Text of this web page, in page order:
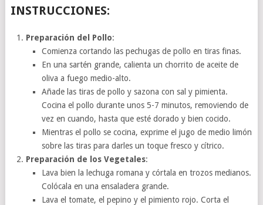
INSTRUCCIONES:
Preparación del Pollo:
Comienza cortando las pechugas de pollo en tiras finas.
En una sartén grande, calienta un chorrito de aceite de
oliva a fuego medio-alto.
Añade las tiras de pollo y sazona con sal y pimienta.
Cocina el pollo durante unos 5-7 minutos, removiendo de
vez en cuando, hasta que esté dorado y bien cocido.
Mientras el pollo se cocina, exprime el jugo de medio limón
sobre las tiras para darles un toque fresco y cítrico.
Preparación de los Vegetales:
Lava bien la lechuga romana y córtala en trozos medianos.
Colócala en una ensaladera grande.
Lava el tomate, el pepino y el pimiento rojo. Corta el